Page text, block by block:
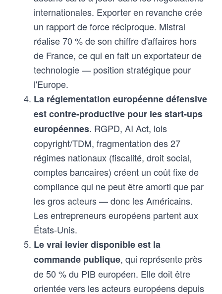
internationales. Exporter en revanche crée
un rapport de force réciproque. Mistral
réalise 70 % de son chiffre d'affaires hors
de France, ce qui en fait un exportateur de
technologie — position stratégique pour
l'Europe.
La réglementation européenne défensive
est contre-productive pour les start-ups
européennes. RGPD, AI Act, lois
copyright/TDM, fragmentation des 27
régimes nationaux (fiscalité, droit social,
comptes bancaires) créent un coût fixe de
compliance qui ne peut être amorti que par
les gros acteurs — donc les Américains.
Les entrepreneurs européens partent aux
États-Unis.
Le vrai levier disponible est la
commande publique, qui représente près
de 50 % du PIB européen. Elle doit être
orientée vers les acteurs européens depuis